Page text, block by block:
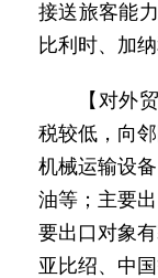
接送旅客能
比利时、加
【对外
税较低，向
机械运输设
油等；主要
要出口对象
亚比绍、中